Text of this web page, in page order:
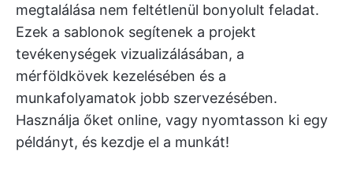
megtalálása nem feltétlenül bonyolult feladat.
Ezek a sablonok segítenek a projekt
tevékenységek vizualizálásában, a
mérföldkövek kezelésében és a
munkafolyamatok jobb szervezésében.
Használja őket online, vagy nyomtasson ki egy
példányt, és kezdje el a munkát!